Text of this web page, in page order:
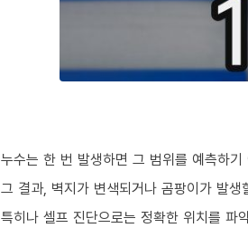
누수는 한 번 발생하면 그 범위를 예측하
그 결과, 벽지가 변색되거나 곰팡이가 발
특히나 셀프 진단으로는 정확한 위치를 파